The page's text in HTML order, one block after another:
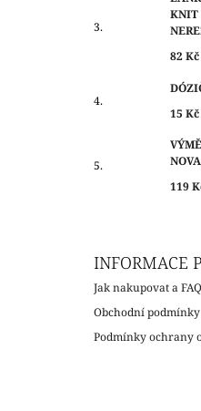
KNIT
82 Kč
15 Kč
119
INFORMACE
Jak nakupovat a
Obchodní podmínky
Podmínky ochrany